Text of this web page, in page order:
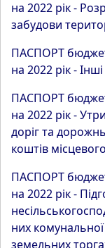
на 2022 рік -
забудови
ПАСПОРТ
на 2022 рік -
ПАСПОРТ
на 2022 рік -
доріг та
коштів
ПАСПОРТ
на 2022 рік -
них
земельних